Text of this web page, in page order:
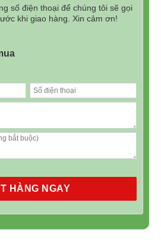
sạch sâu, động cơ Nidec dễ
bẩn khử trùng hiệu quả lên đến
giúp giảm sự cố khi hút, bàn chải
su đi sâu vào các khe sàn.
số điện thoại để chúng tôi sẽ gọi
khi giao hàng. Xin cảm ơn!
HÀNG NGAY